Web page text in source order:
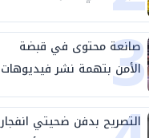
3
صانعة محتوى في قبضة
الأمن بتهمة نشر فيديوهات
خادشة للحياء
التصريح بدفن ضحيتي انفجار